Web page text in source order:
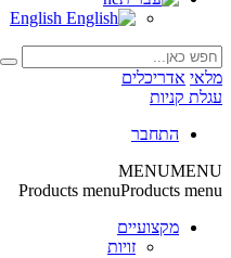
מלאי אדריכלים
עגלת קניות
התחבר
MENUMENU
Products menuProducts menu
מקצועיים
זויות